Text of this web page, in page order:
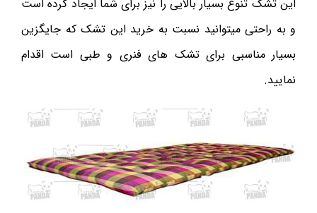
این تشک تنوع بسیار بالایی را نیز برای شما ایجاد کرده است
و به راحتی میتوانید نسبت به خرید این تشک که جایگزین
بسیار مناسبی برای تشک های فنری و طبی است اقدام
نمایید.